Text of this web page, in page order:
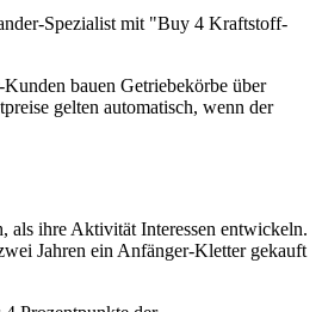
Spezialist mit "Buy 4 Kraftstoff-
bauen Getriebekörbe über
gelten automatisch, wenn der
als ihre Aktivität Interessen entwickeln.
Jahren ein Anfänger-Kletter gekauft